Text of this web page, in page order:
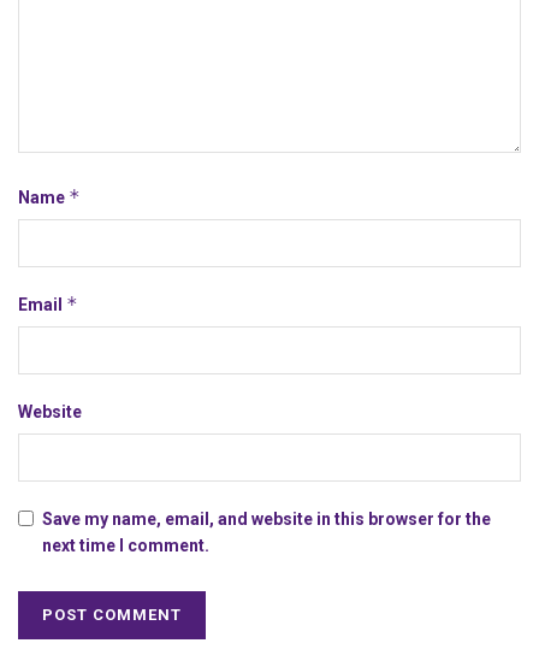
Name *
Email *
Website
Save my name, email, and website in this browser for the
next time I comment.